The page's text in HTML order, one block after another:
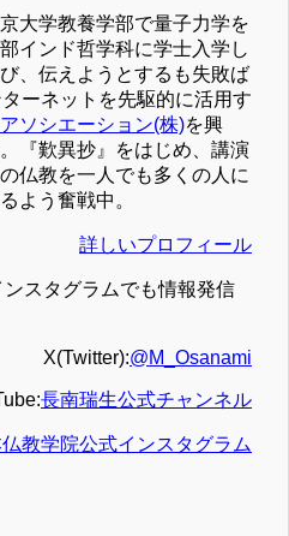
大学教養学部で量子力学を
インド哲学科に学士入学し
、伝えようとするも失敗ば
ーネットを先駆的に活用す
ソシエーション(株)を興
『歎異抄』をはじめ、講演
仏教を一人でも多くの人に
よう奮戦中。
詳しいプロフィール
スタグラムでも情報発信
X(Twitter):@M_Osanami
長南瑞生公式チャンネル
仏教学院公式インスタグラム